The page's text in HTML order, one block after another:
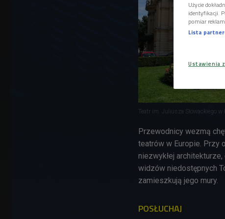
Teatr im. Juliusza Słowackiego w
Przewodnicy wezmą
teatrów w Europie. Przy
niezwykłej
widzów niedostępnych
zamieszkują jego mury.
POSŁUCHAJ
Użycie
identyfikacji.
pomiar
Lista
Ustawienia